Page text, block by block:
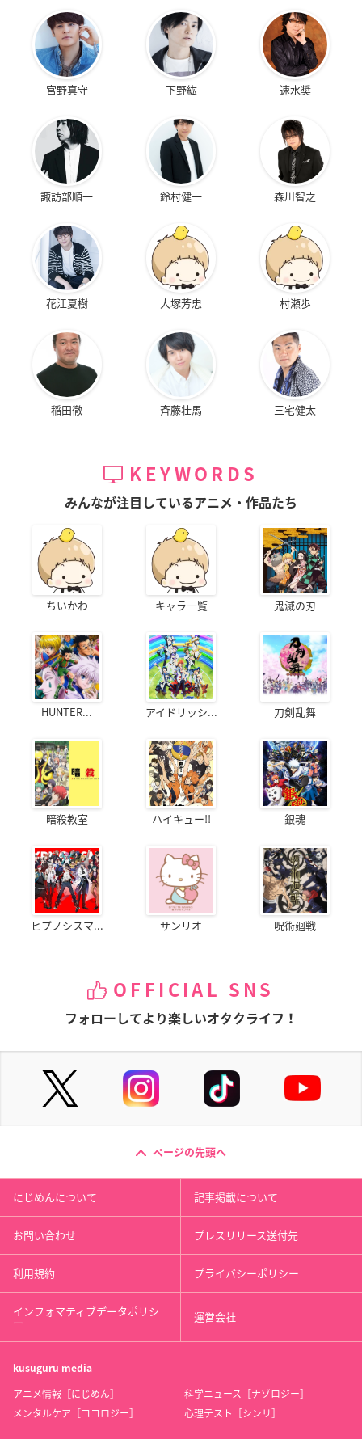
宮野真守 下野紘 速水奨
諏訪部順一 鈴村健一 森川智之
花江夏樹 大塚芳忠 村瀬歩
稲田徹 斉藤壮馬 三宅健太
KEYWORDS
みんなが注目しているアニメ・作品たち
ちいかわ キャラ一覧 鬼滅の刃
HUNTER... アイドリッシ... 刀剣乱舞
暗殺教室 ハイキュー!! 銀魂
ヒプノシスマ... サンリオ 呪術廻戦
OFFICIAL SNS
フォローしてより楽しいオタクライフ！
ページの先頭へ
にじめんについて 記事掲載について
お問い合わせ プレスリリース送付先
利用規約 プライバシーポリシー
インフォマティブデータポリシ
ー 運営会社
kusuguru media
アニメ情報［にじめん］
科学ニュース［ナゾロジー］
メンタルケア［ココロジー］
心理テスト［シンリ］